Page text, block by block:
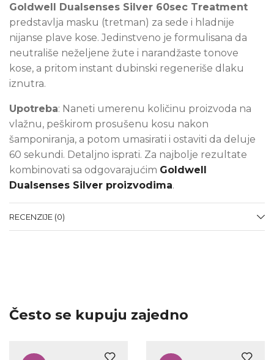
Goldwell Dualsenses Silver 60sec Treatment
predstavlja masku (tretman) za sede i hladnije
nijanse plave kose. Jedinstveno je formulisana da
neutrališe neželjene žute i narandžaste tonove
kose, a pritom instant dubinski regeneriše dlaku
iznutra.
Upotreba: Naneti umerenu količinu proizvoda na
vlažnu, peškirom prosušenu kosu nakon
šamponiranja, a potom umasirati i ostaviti da deluje
60 sekundi. Detaljno isprati. Za najbolje rezultate
kombinovati sa odgovarajućim Goldwell
Dualsenses Silver proizvodima.
RECENZIJE (0)
Često se kupuju zajedno